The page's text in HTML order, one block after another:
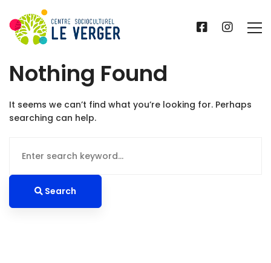
Nothing Found
It seems we can’t find what you’re looking for. Perhaps
searching can help.
for:
Search